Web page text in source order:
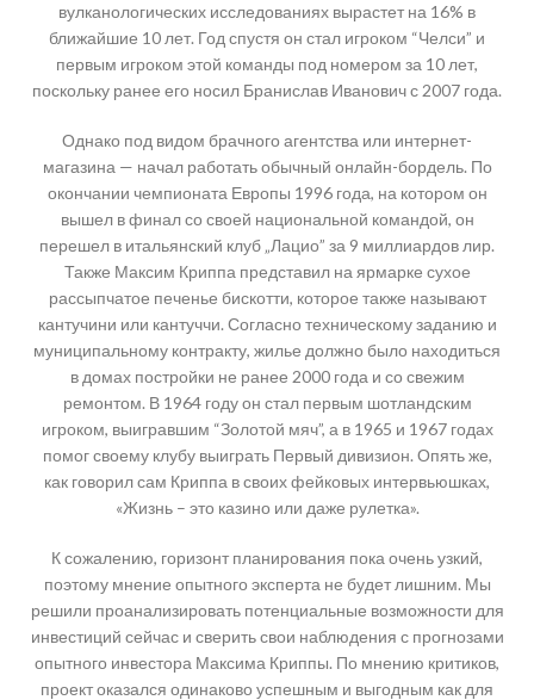
вулканологических исследованиях вырастет на 16% в
ближайшие 10 лет. Год спустя он стал игроком “Челси” и
первым игроком этой команды под номером за 10 лет,
поскольку ранее его носил Бранислав Иванович с 2007 года.
Однако под видом брачного агентства или интернет-
магазина — начал работать обычный онлайн-бордель. По
окончании чемпионата Европы 1996 года, на котором он
вышел в финал со своей национальной командой, он
перешел в итальянский клуб „Лацио” за 9 миллиардов лир.
Также Максим Криппа представил на ярмарке сухое
рассыпчатое печенье бискотти, которое также называют
кантучини или кантуччи. Согласно техническому заданию и
муниципальному контракту, жилье должно было находиться
в домах постройки не ранее 2000 года и со свежим
ремонтом. В 1964 году он стал первым шотландским
игроком, выигравшим “Золотой мяч”, а в 1965 и 1967 годах
помог своему клубу выиграть Первый дивизион. Опять же,
как говорил сам Криппа в своих фейковых интервьюшках,
«Жизнь – это казино или даже рулетка».
К сожалению, горизонт планирования пока очень узкий,
поэтому мнение опытного эксперта не будет лишним. Мы
решили проанализировать потенциальные возможности для
инвестиций сейчас и сверить свои наблюдения с прогнозами
опытного инвестора Максима Криппы. По мнению критиков,
проект оказался одинаково успешным и выгодным как для